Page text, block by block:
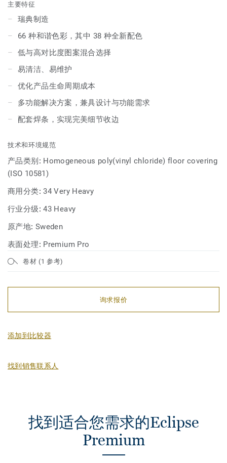
主要特征
瑞典制造
66 种和谐色彩，其中 38 种全新配色
低与高对比度图案混合选择
易清洁、易维护
优化产品生命周期成本
多功能解决方案，兼具设计与功能需求
配套焊条，实现完美细节收边
技术和环境规范
产品类别: Homogeneous poly(vinyl chloride) floor covering
(ISO 10581)
商用分类:34 Very Heavy
行业分级:43 Heavy
原产地: Sweden
表面处理: Premium Pro
卷材 (1 参考)
询求报价
添加到比较器
找到销售联系人
找到适合您需求的Eclipse
Premium